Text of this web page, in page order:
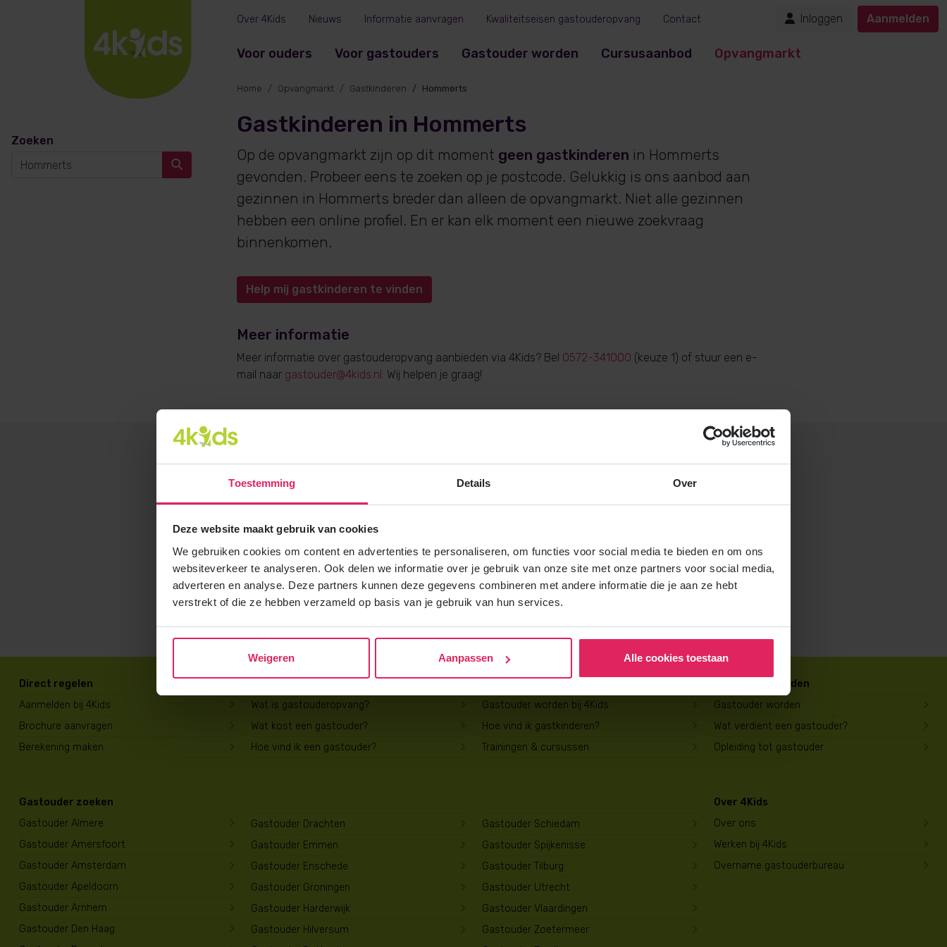
Toestemming Details Over
Deze website maakt gebruik van cookies
We gebruiken cookies om content en advertenties te personaliseren, om functies voor social media te bieden en om ons
websiteverkeer te analyseren. Ook delen we informatie over je gebruik van onze site met onze partners voor social media,
adverteren en analyse. Deze partners kunnen deze gegevens combineren met andere informatie die je aan ze hebt
verstrekt of die ze hebben verzameld op basis van je gebruik van hun services.
Weigeren Aanpassen Alle cookies toestaan
Voor ouders Voor gastouders Gastouder worden Cursusaanbod Opvangmarkt
Over 4Kids Nieuws Informatie aanvragen Kwaliteitseisen gastouderopvang Contact Inloggen Aanmelden
Zoeken
Home Opvangmarkt Gastkinderen Hommerts
Gastkinderen in Hommerts
Op de opvangmarkt zijn op dit moment geen gastkinderen in Hommerts
gevonden. Probeer eens te zoeken op je postcode. Gelukkig is ons aanbod aan
gezinnen in Hommerts breder dan alleen de opvangmarkt. Niet alle gezinnen
hebben een online profiel. En er kan elk moment een nieuwe zoekvraag
binnenkomen.
Help mij gastkinderen te vinden
Meer informatie
Meer informatie over gastouderopvang aanbieden via 4Kids? Bel 0572-341000 (keuze 1) of stuur een e-
mail naar gastouder@4kids.nl . Wij helpen je graag!
Brochure aanvragen
Direct regelen
Aanmelden bij 4Kids
Brochure aanvragen
Berekening maken
Wat is gastouderopvang?
Wat kost een gastouder?
Hoe vind ik een gastouder?
Gastouder worden bij 4Kids
Hoe vind ik gastkinderen?
Trainingen & cursussen
Gastouder worden
Gastouder worden
Wat verdient een gastouder?
Opleiding tot gastouder
Gastouder zoeken
Gastouder Almere
Gastouder Amersfoort
Gastouder Amsterdam
Gastouder Apeldoorn
Gastouder Arnhem
Gastouder Den Haag
Gastouder Drachten
Gastouder Emmen
Gastouder Enschede
Gastouder Groningen
Gastouder Harderwijk
Gastouder Hilversum
Gastouder Schiedam
Gastouder Spijkenisse
Gastouder Tilburg
Gastouder Utrecht
Gastouder Vlaardingen
Gastouder Zoetermeer
Over 4Kids
Over ons
Werken bij 4Kids
Overname gastouderbureau